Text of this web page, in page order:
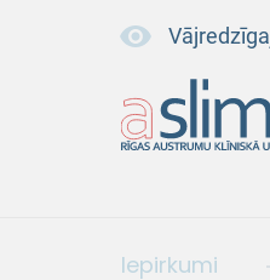
Iepirkumi